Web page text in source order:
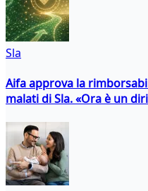
Sla
Aifa approva la
malati di Sla. «Ora è un